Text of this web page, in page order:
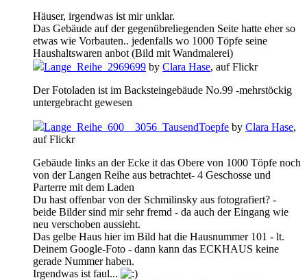
Häuser, irgendwas ist mir unklar.
Das Gebäude auf der gegenübreliegenden Seite hatte eher so
etwas wie Vorbauten.. jedenfalls wo 1000 Töpfe seine
Haushaltswaren anbot (Bild mit Wandmalerei)
Lange_Reihe_2969699 by Clara Hase, auf Flickr
Der Fotoladen ist im Backsteingebäude No.99 -mehrstöckig
untergebracht gewesen
Lange_Reihe_600 _ 3056_TausendToepfe by Clara Hase,
auf Flickr
Gebäude links an der Ecke it das Obere von 1000 Töpfe noch
von der Langen Reihe aus betrachtet- 4 Geschosse und
Parterre mit dem Laden
Du hast offenbar von der Schmilinsky aus fotografiert? -
beide Bilder sind mir sehr fremd - da auch der Eingang wie
neu verschoben aussieht.
Das gelbe Haus hier im Bild hat die Hausnummer 101 - lt.
Deinem Google-Foto - dann kann das ECKHAUS keine
gerade Nummer haben.
Irgendwas ist faul...